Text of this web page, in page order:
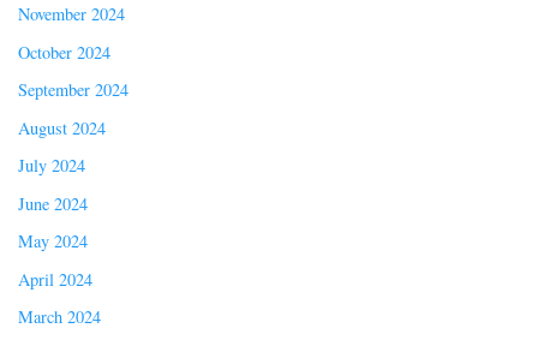
November 2024
October 2024
September 2024
August 2024
July 2024
June 2024
May 2024
April 2024
March 2024